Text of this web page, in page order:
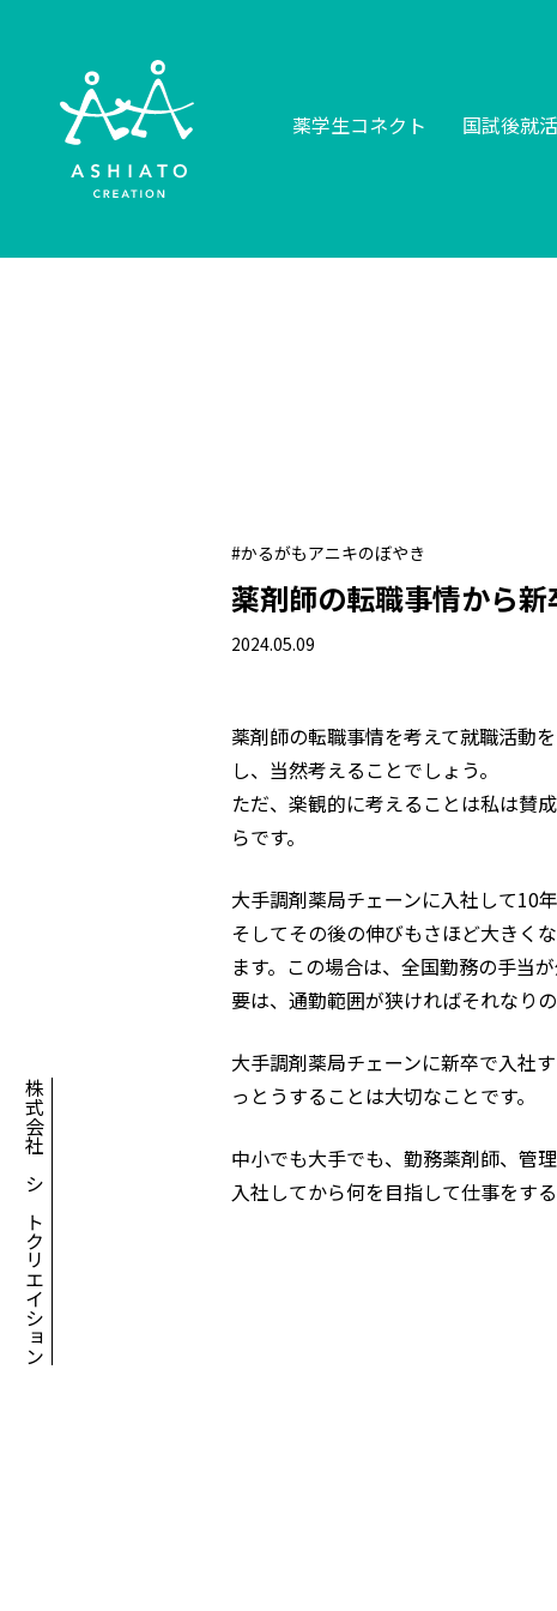
薬学生コネクト 国試後就
株式会社アシアトクリエイション
#かるがもアニキのぼやき
薬剤師の転職事情から
2024.05.09
薬剤師の転職事情を考えて就職活動
し、当然考えることでしょう。
ただ、楽観的に考えることは私は賛
らです。
大手調剤薬局チェーンに入社して10
そしてその後の伸びもさほど大きく
ます。この場合は、全国勤務の手当
要は、通勤範囲が狭ければそれなりの
大手調剤薬局チェーンに新卒で入社
っとうすることは大切なことです。
中小でも大手でも、勤務薬剤師、管
入社してから何を目指して仕事をす